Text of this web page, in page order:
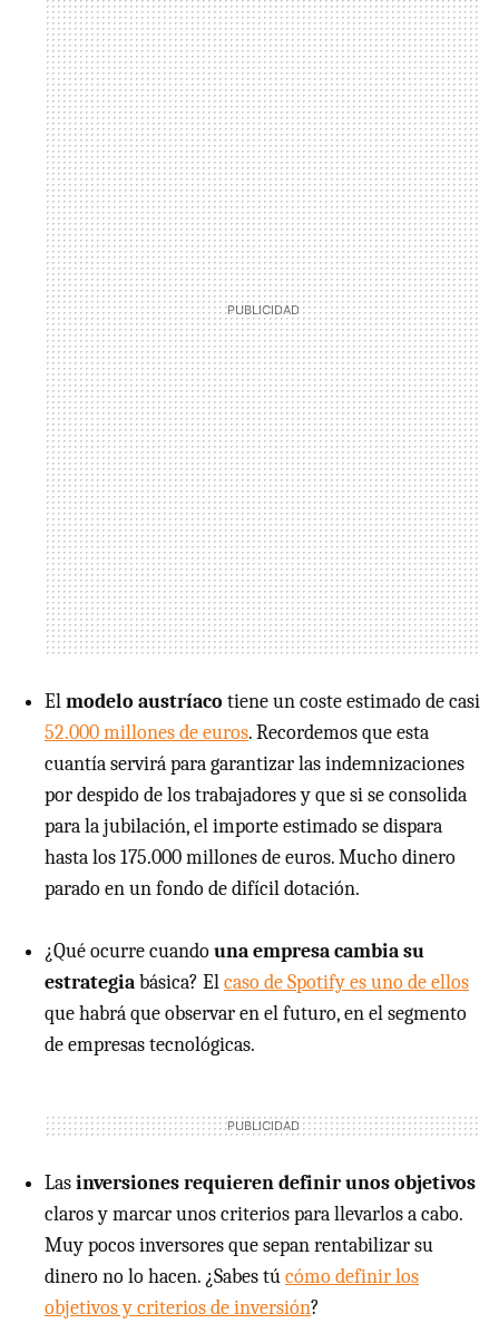
Elmodelo austríaco tiene un coste estimado de casi
52.000 millones de euros. Recordemos que esta
cuantía servirá para garantizar las indemnizaciones
por despido de los trabajadores y que si se consolida
para la jubilación, el importe estimado se dispara
hasta los 175.000 millones de euros. Mucho dinero
parado en un fondo de difícil dotación.
¿Qué ocurre cuandouna empresa cambia su
estrategiabásica? Elcaso de Spotify es uno de ellos
que habrá que observar en el futuro, en el segmento
de empresas tecnológicas.
Lasinversiones requieren definir unos objetivos
claros y marcar unos criterios para llevarlos a cabo.
Muy pocos inversores que sepan rentabilizar su
dinero no lo hacen. ¿Sabes túcómo definir los
objetivos y criterios de inversión?